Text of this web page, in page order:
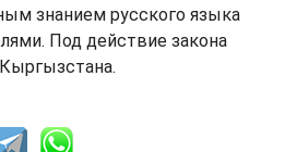
знанием русского языка
Под действие закона